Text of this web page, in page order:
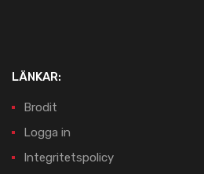
LÄNKAR:
Brodit
Logga in
Integritetspolicy